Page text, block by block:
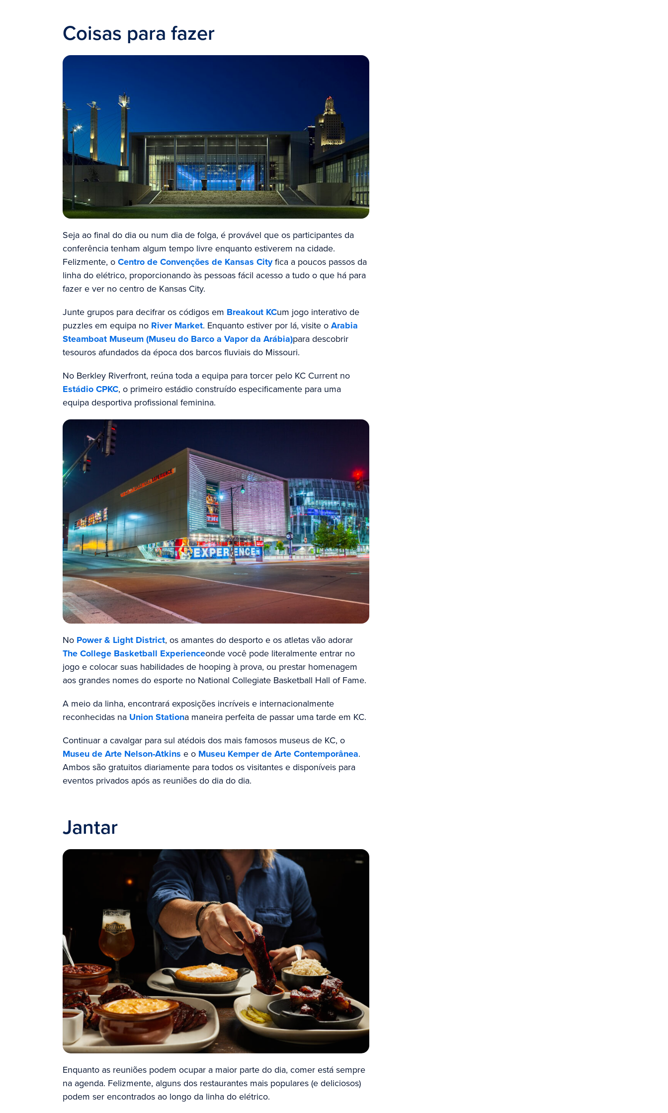
Coisas para fazer
Seja ao final do dia ou num dia de folga, é provável que os participantes da
conferência tenham algum tempo livre enquanto estiverem na cidade.
Felizmente, oCentro de Convenções de Kansas Cityfica a poucos passos da
linha do elétrico, proporcionando às pessoas fácil acesso a tudo o que há para
fazer e ver no centro de Kansas City.
Junte grupos para decifrar os códigos em Breakout KCum jogo interativo de
puzzles em equipa no River Market. Enquanto estiver por lá, visite oArabia
Steamboat Museum (Museu do Barco a Vapor da Arábia)para descobrir
tesouros afundados da época dos barcos fluviais do Missouri.
No Berkley Riverfront, reúna toda a equipa para torcer pelo KC Current no
Estádio CPKC, o primeiro estádio construído especificamente para uma
equipa desportiva profissional feminina.
No Power & Light District, os amantes do desporto e os atletas vão adorar
The College Basketball Experienceonde você pode literalmente entrar no
jogo e colocar suas habilidades de hooping à prova, ou prestar homenagem
aos grandes nomes do esporte no National Collegiate Basketball Hall of Fame.
A meio da linha, encontrará exposições incríveis e internacionalmente
reconhecidas na Union Stationa maneira perfeita de passar uma tarde em KC.
Continuar a cavalgar para sul atédois dos mais famosos museus de KC, o
Museu de Arte Nelson-Atkins e o Museu Kemper de Arte Contemporânea.
Ambos sãogratuitos diariamente para todos os visitantes e disponíveis para
eventos privados após as reuniões do diado dia.
Jantar
Enquanto as reuniões podem ocupar a maior parte do dia, comer está sempre
na agenda. Felizmente, alguns dos restaurantes mais populares (e deliciosos)
podem ser encontrados ao longo da linha do elétrico.